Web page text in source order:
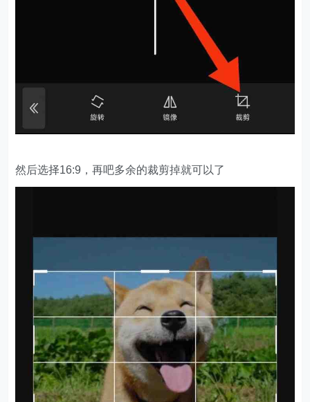
然后选择16:9，再吧多余的裁剪掉就可以了